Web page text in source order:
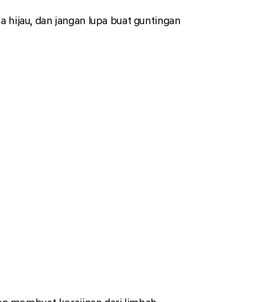
dan jangan lupa buat guntingan